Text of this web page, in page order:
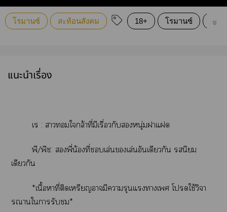
โรมานซ์ สะท้อนสังคม 18+ โรมานซ์ *ข่ม
แนะนำเรื่อง
เร : ามใกล้าที่มีเรื่อวกับหนุ่มาแ
พี/พีช: พี่น้องที่เล่นเล่นอันเดียวกัน นิยม
เดียวกัน
*เนื้อาที่ติดเหรียญามีารุนแรงาเ โใช้วิจา
รณานใารับ*